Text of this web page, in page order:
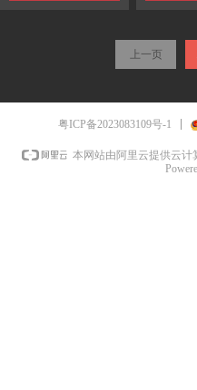
上一页
粤ICP备2023083109号-1
本网站由阿里云提供云计